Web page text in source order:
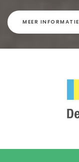
MEER INFORMATIE